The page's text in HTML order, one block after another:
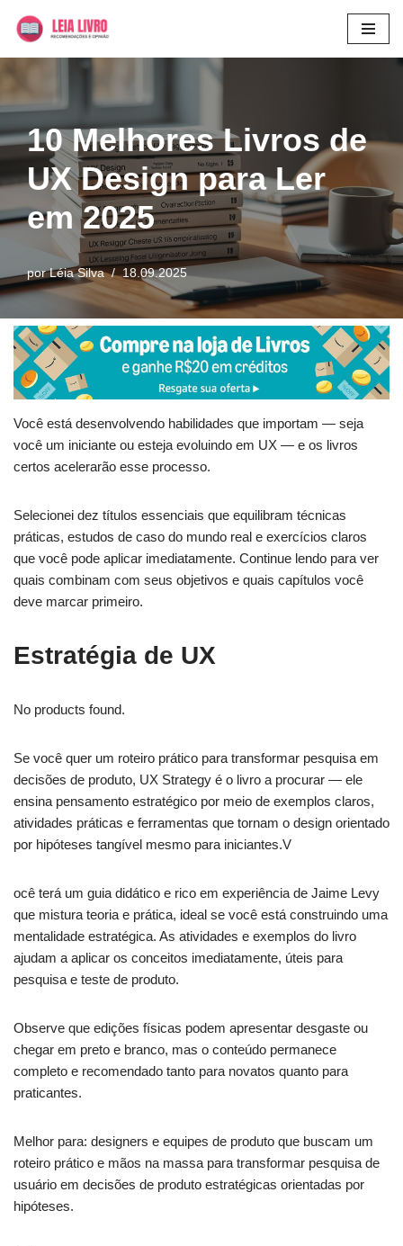
para
o
conteúdo
10 Melhores Livros de
UX Design para Ler
em 2025
porLéia Silva 18.09.2025
Você está desenvolvendo habilidades que importam — seja
você um iniciante ou esteja evoluindo em UX — e os livros
certos acelerarão esse processo.
Selecionei dez títulos essenciais que equilibram técnicas
práticas, estudos de caso do mundo real e exercícios claros
que você pode aplicar imediatamente. Continue lendo para ver
quais combinam com seus objetivos e quais capítulos você
deve marcar primeiro.
Estratégia de UX
No products found.
Se você quer um roteiro prático para transformar pesquisa em
decisões de produto, UX Strategy é o livro a procurar — ele
ensina pensamento estratégico por meio de exemplos claros,
atividades práticas e ferramentas que tornam o design orientado
por hipóteses tangível mesmo para iniciantes.V
ocê terá um guia didático e rico em experiência de Jaime Levy
que mistura teoria e prática, ideal se você está construindo uma
mentalidade estratégica. As atividades e exemplos do livro
ajudam a aplicar os conceitos imediatamente, úteis para
pesquisa e teste de produto.
Observe que edições físicas podem apresentar desgaste ou
chegar em preto e branco, mas o conteúdo permanece
completo e recomendado tanto para novatos quanto para
praticantes.
Melhor para: designers e equipes de produto que buscam um
roteiro prático e mãos na massa para transformar pesquisa de
usuário em decisões de produto estratégicas orientadas por
hipóteses.